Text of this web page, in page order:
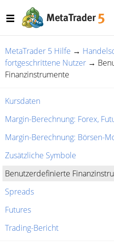
MetaTrader 5 Hilfe →
fortgeschrittene Nutzer →
Finanzinstrumente
Kursdaten
Margin-Berechnung: Forex,
Margin-Berechnung: Börsen-
Zusätzliche Symbole
Benutzerdefinierte
Spreads
Futures
Trading-Bericht